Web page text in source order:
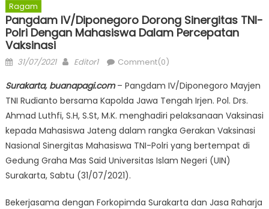
Ragam
Pangdam IV/Diponegoro Dorong Sinergitas TNI-
Polri Dengan Mahasiswa Dalam Percepatan
Vaksinasi
Posted
31/07/2021 Author
Editor1 Comment(0)
Surakarta, buanapagi.com– Pangdam IV/Diponegoro Mayjen
TNI Rudianto bersama Kapolda Jawa Tengah Irjen. Pol. Drs.
Ahmad Luthfi, S.H, S.St, M.K. menghadiri pelaksanaan Vaksinasi
kepada Mahasiswa Jateng dalam rangka Gerakan Vaksinasi
Nasional Sinergitas Mahasiswa TNI-Polri yang bertempat di
Gedung Graha Mas Said Universitas Islam Negeri (UIN)
Surakarta, Sabtu (31/07/2021).
Bekerjasama dengan Forkopimda Surakarta dan Jasa Raharja